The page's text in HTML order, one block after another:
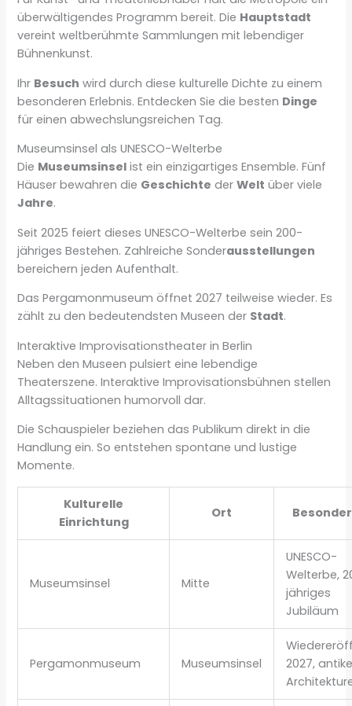
überwältigendes Programm bereit. Die Hauptstadt
vereint weltberühmte Sammlungen mit lebendiger
Bühnenkunst.
Ihr Besuch wird durch diese kulturelle Dichte zu einem
besonderen Erlebnis. Entdecken Sie die besten Dinge
für einen abwechslungsreichen Tag.
Museumsinsel als UNESCO-Welterbe
Die Museumsinsel ist ein einzigartiges Ensemble. Fünf
Häuser bewahren die Geschichte derWelt über viele
Jahre.
Seit 2025 feiert dieses UNESCO-Welterbe sein 200-
jähriges Bestehen. Zahlreiche Sonderausstellungen
bereichern jeden Aufenthalt.
Das Pergamonmuseum öffnet 2027 teilweise wieder. Es
zählt zu den bedeutendsten Museen der Stadt.
Interaktive Improvisationstheater in Berlin
Neben den Museen pulsiert eine lebendige
Theaterszene. Interaktive Improvisationsbühnen stellen
Alltagssituationen humorvoll dar.
Die Schauspieler beziehen das Publikum direkt in die
Handlung ein. So entstehen spontane und lustige
Momente.
Kulturelle
Einrichtung
Ort
Museumsinsel Mitte
UNESCO-
Welterbe,
jähriges
Jubiläum
Pergamonmuseum Museumsinsel
2027,